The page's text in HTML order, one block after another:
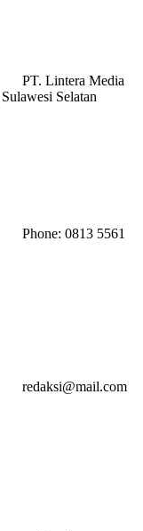
PT. Lintera Media
Selatan
Phone: 0813 5561
redaksi@mail.com